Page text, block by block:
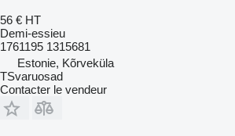
56 € HT
Demi-essieu
1761195 1315681
Estonie, Kõrveküla
TSvaruosad
Contacter le vendeur